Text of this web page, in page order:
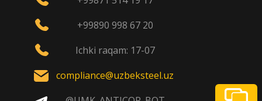
+99890 998 67 20
Ichki raqam: 17-07
compliance@uzbeksteel.uz